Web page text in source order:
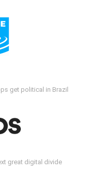
get political in Brazil
great digital divide